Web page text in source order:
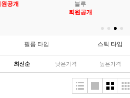
필름 타입 스틱 타입
최신순 낮은가격 높은가격